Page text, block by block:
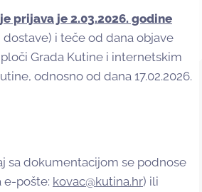
prijava je 2.03.2026. godine
dostave) i teče od dana objave
Grada Kutine i internetskim
odnosno od dana 17.02.2026.
sa dokumentacijom se podnose
e-pošte: kovac@kutina.hr) ili